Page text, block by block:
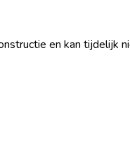
en kan tijdelijk